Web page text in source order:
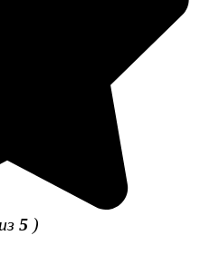
из 5 )